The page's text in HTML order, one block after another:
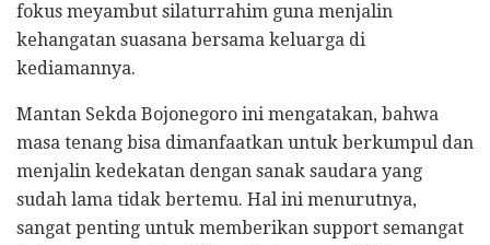
fokus meyambut silaturrahim guna menjalin
kehangatan suasana bersama keluarga di
kediamannya.
Mantan Sekda Bojonegoro ini mengatakan, bahwa
masa tenang bisa dimanfaatkan untuk berkumpul dan
menjalin kedekatan dengan sanak saudara yang
sudah lama tidak bertemu. Hal ini menurutnya,
sangat penting untuk memberikan support semangat